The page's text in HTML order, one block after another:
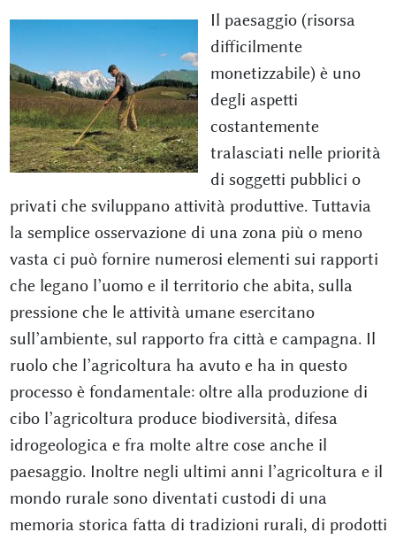
Il paesaggio (risorsa
difficilmente
monetizzabile) è uno
degli aspetti
costantemente
tralasciati nelle priorità
di soggetti pubblici o
privati che sviluppano attività produttive. Tuttavia
la semplice osservazione di una zona più o meno
vasta ci può fornire numerosi elementi sui rapporti
che legano l’uomo e il territorio che abita, sulla
pressione che le attività umane esercitano
sull’ambiente, sul rapporto fra città e campagna. Il
ruolo che l’agricoltura ha avuto e ha in questo
processo è fondamentale: oltre alla produzione di
cibo l’agricoltura produce biodiversità, difesa
idrogeologica e fra molte altre cose anche il
paesaggio. Inoltre negli ultimi anni l’agricoltura e il
mondo rurale sono diventati custodi di una
memoria storica fatta di tradizioni rurali, di prodotti